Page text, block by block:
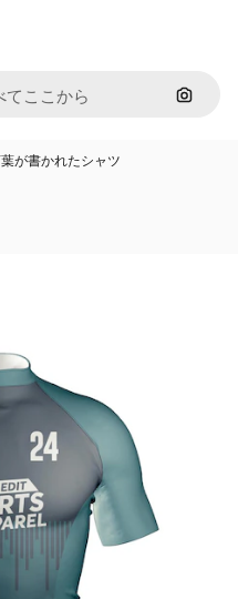
画像で
が書かれたシャツ